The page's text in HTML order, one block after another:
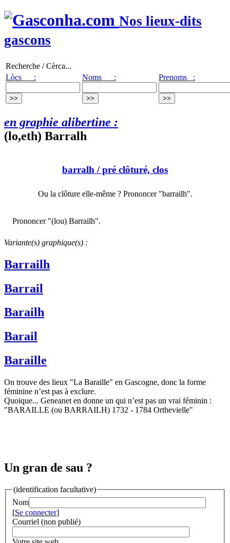
Nos lieux-dits
gascons
Recherche / Cèrca...
Lòcs :
Noms : Prenoms :
en graphie alibertine :
(lo,eth) Barralh
barralh / pré clôturé, clos
Ou la clôture elle-même ? Prononcer "barrailh".
Prononcer "(lou) Barrailh".
Variante(s) graphique(s) :
Barrailh
Barrail
Barailh
Barail
Baraille
On trouve des lieux "La Baraille" en Gascogne, donc la forme
féminine n’est pas à exclure.
Quoique... Geneanet en donne un qui n’est pas un vrai féminin :
"BARAILLE (ou BARRAILH) 1732 - 1784 Orthevielle"
Un gran de sau ?
(identification facultative)
Nom
[Se connecter]
Courriel (non publié)